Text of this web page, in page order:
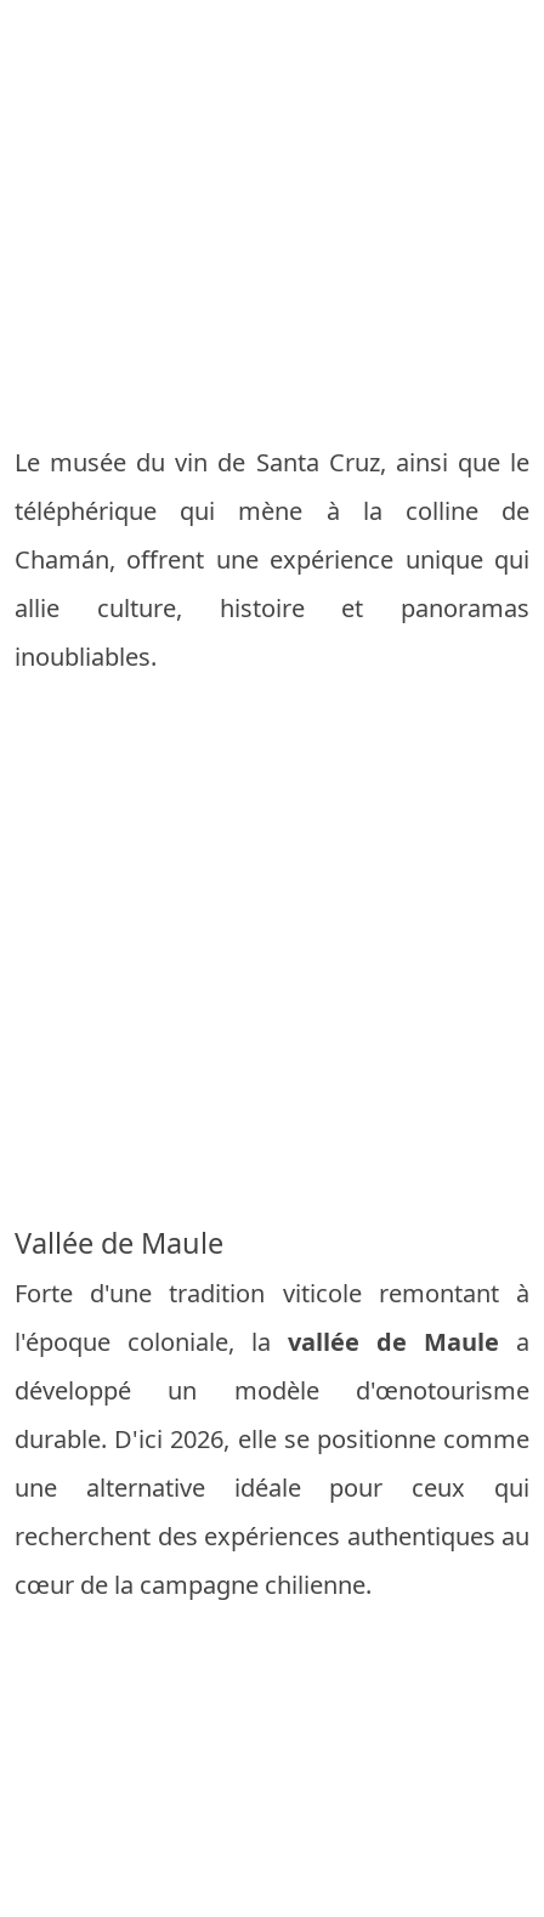
Le musée du vin de Santa Cruz, ainsi que le
téléphérique qui mène à la colline de
Chamán, offrent une expérience unique qui
allie culture, histoire et panoramas
inoubliables.
Vallée de Maule
Forte d'une tradition viticole remontant à
l'époque coloniale, la vallée de Maule a
développé un modèle d'œnotourisme
durable. D'ici 2026, elle se positionne comme
une alternative idéale pour ceux qui
recherchent des expériences authentiques au
cœur de la campagne chilienne.